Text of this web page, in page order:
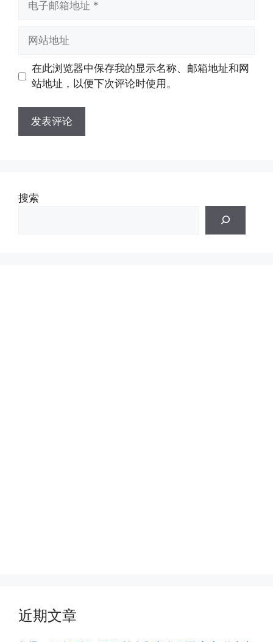
址
址
在此浏览器中保存我的显示名称、邮箱地址和网
站地址，以便下次评论时使用。
搜索
近期文章